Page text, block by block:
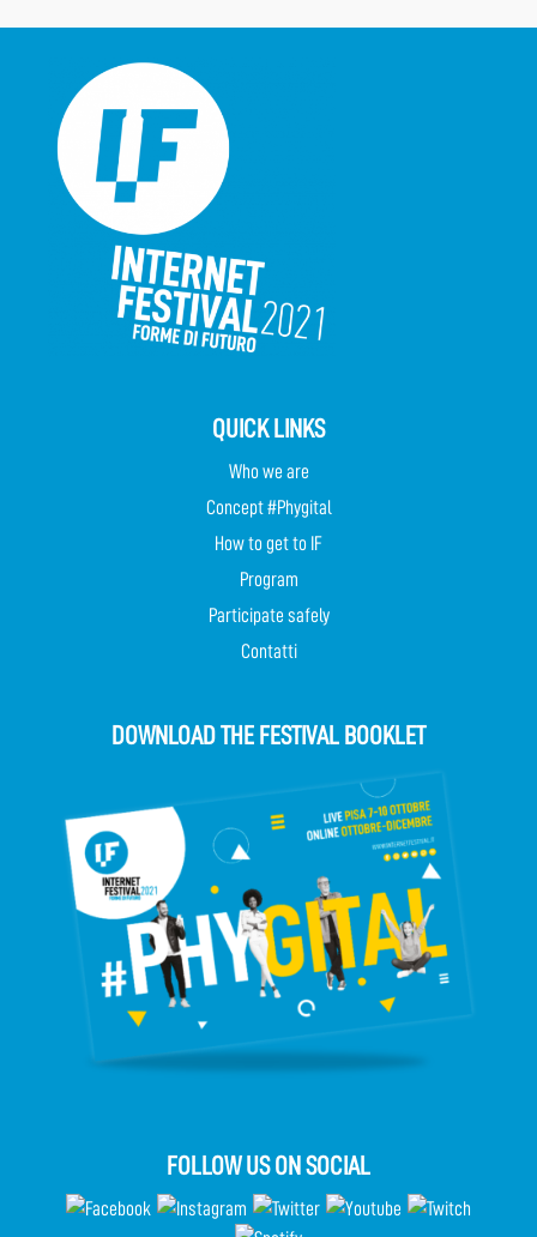
QUICK LINKS
Who we are
Concept #Phygital
How to get to IF
Program
Participate safely
Contatti
DOWNLOAD THE FESTIVAL BOOKLET
FOLLOW US ON SOCIAL